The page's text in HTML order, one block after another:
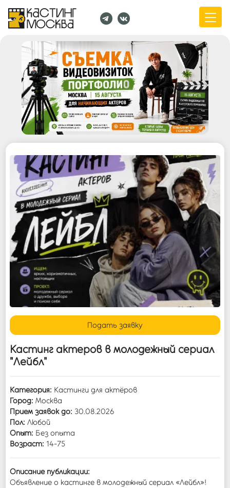
Кастинг актеров в молодежный сериал
"Лейбл"
Категория: Кастинги для актёров
Город: Москва
Прием заявок до: 30.08.2026
Пол: Любой
Опыт: Без опыта
Возраст: 14-75
Описание публикации:
Объявление о кастинге в молодежный сериал «Лейбл»!
Подать заявку